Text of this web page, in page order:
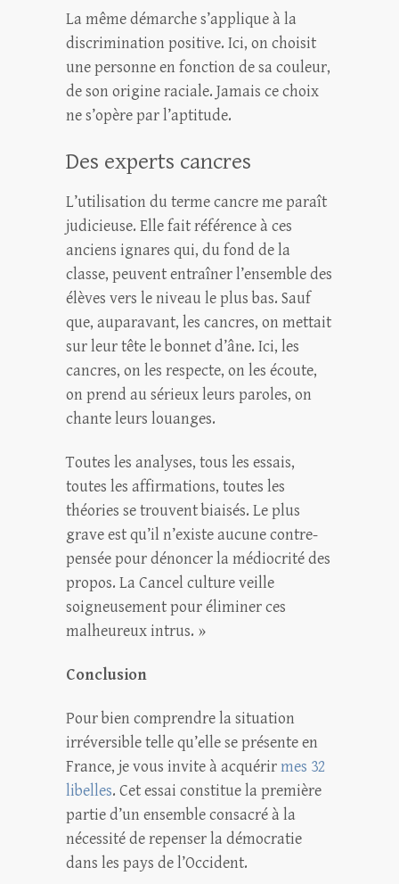
La même démarche s’applique à la
discrimination positive. Ici, on choisit
une personne en fonction de sa couleur,
de son origine raciale. Jamais ce choix
ne s’opère par l’aptitude.
Des experts cancres
L’utilisation du terme cancre me paraît
judicieuse. Elle fait référence à ces
anciens ignares qui, du fond de la
classe, peuvent entraîner l’ensemble des
élèves vers le niveau le plus bas. Sauf
que, auparavant, les cancres, on mettait
sur leur tête le bonnet d’âne. Ici, les
cancres, on les respecte, on les écoute,
on prend au sérieux leurs paroles, on
chante leurs louanges.
Toutes les analyses, tous les essais,
toutes les affirmations, toutes les
théories se trouvent biaisés. Le plus
grave est qu’il n’existe aucune contre-
pensée pour dénoncer la médiocrité des
propos. La Cancel culture veille
soigneusement pour éliminer ces
malheureux intrus. »
Conclusion
Pour bien comprendre la situation
irréversible telle qu’elle se présente en
France, je vous invite à acquérirmes 32
libelles. Cet essai constitue la première
partie d’un ensemble consacré à la
nécessité de repenser la démocratie
dans les pays de l’Occident.